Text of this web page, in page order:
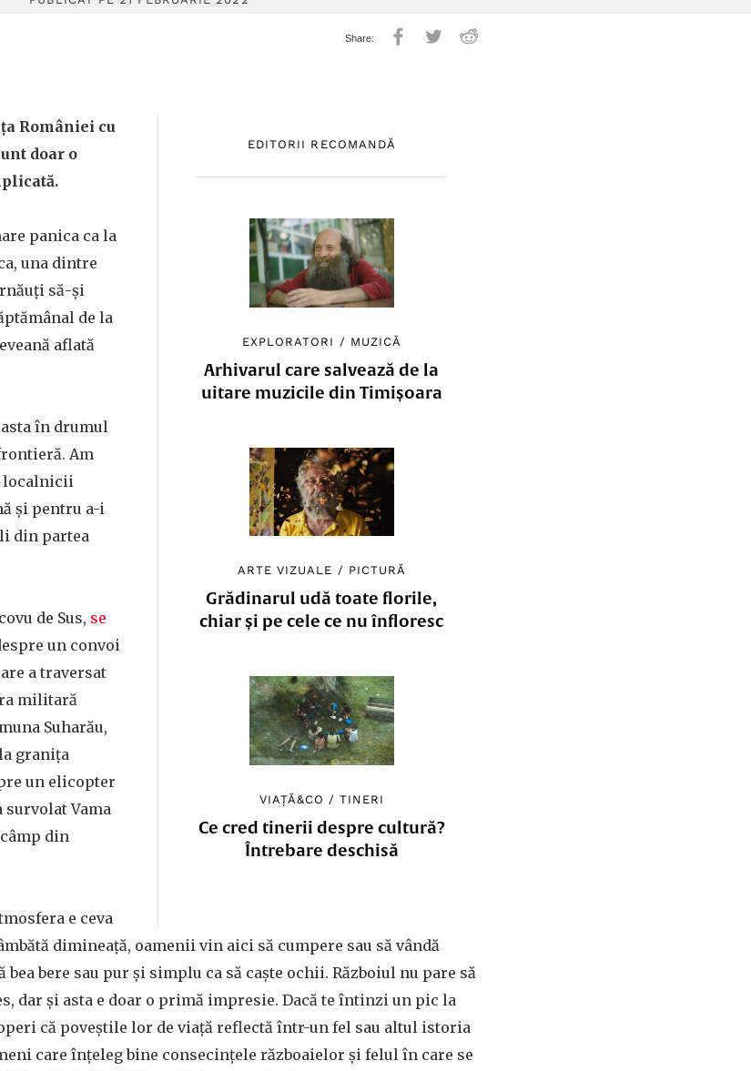
EDITORII RECOMANDĂ
EXPLORATORI / MUZICĂ
Arhivarul care salvează de la
uitare muzicile din Timișoara
ARTE VIZUALE / PICTURĂ
Grădinarul udă toate florile,
chiar și pe cele ce nu înfloresc
VIAȚĂ&CO /TINERI
Ce cred tinerii despre cultură?
Întrebare deschisă
României cu
doar o
panica ca la
una dintre
să-și
de la
aflată
în drumul
Am
localnicii
și pentru a-i
din partea
de Sus, se
un convoi
a traversat
militară
Suharău,
granița
un elicopter
survolat Vama
din
e ceva
dimineață, oamenii vin aici să cumpere sau să vândă
bere sau pur și simplu ca să caște ochii. Războiul nu pare să
dar și asta e doar o primă impresie. Dacă te întinzi un pic la
că poveștile lor de viață reflectă într-un fel sau altul istoria
care înțeleg bine consecințele războaielor și felul în care se